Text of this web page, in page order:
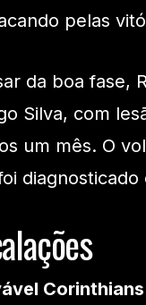
pelas
da boa fase,
Silva, com
um mês. O